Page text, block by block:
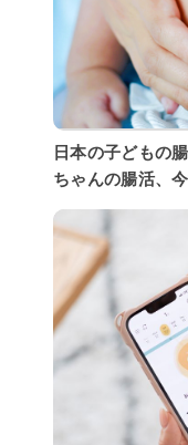
日本の子どもの
ちゃんの腸活、